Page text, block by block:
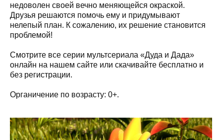
недоволен своей вечно меняющейся окраской.
Друзья решаются помочь ему и придумывают
нелепый план. К сожалению, их решение становится
проблемой!
Смотрите все серии мультсериала «Дуда и Дада»
онлайн на нашем сайте или скачивайте бесплатно и
без регистрации.
Органичение по возрасту: 0+.